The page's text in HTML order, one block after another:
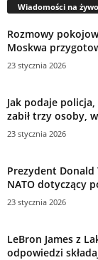
Wiadomości na żywo
Rozmowy
Moskwa
23 stycznia 2026
Jak podaje
zabił trzy osoby,
23 stycznia 2026
Prezydent Donald
NATO dotyczący
23 stycznia 2026
LeBron James z
odpowiedzi